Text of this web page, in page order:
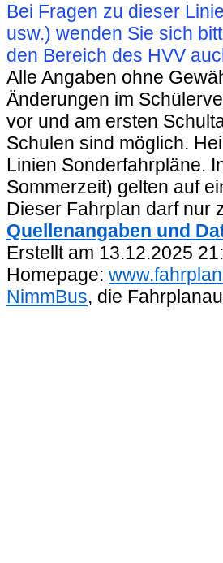
Bei Fragen zu dieser
usw.) wenden Sie sich
den Bereich des HVV
Alle Angaben ohne
Änderungen im
vor und am ersten
Schulen sind möglich.
Linien Sonderfahrpläne.
Sommerzeit) gelten auf
Dieser Fahrplan darf nur
Quellenangaben und
Erstellt am 13.12.2025
Homepage:
NimmBus, die